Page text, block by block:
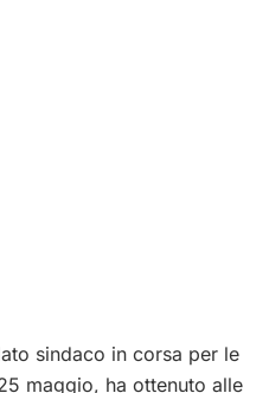
sindaco in corsa per le
maggio, ha ottenuto alle